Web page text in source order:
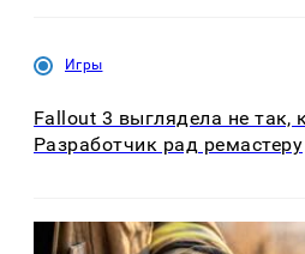
Игры
Fallout 3 выглядела не так,
Разработчик рад ремастеру